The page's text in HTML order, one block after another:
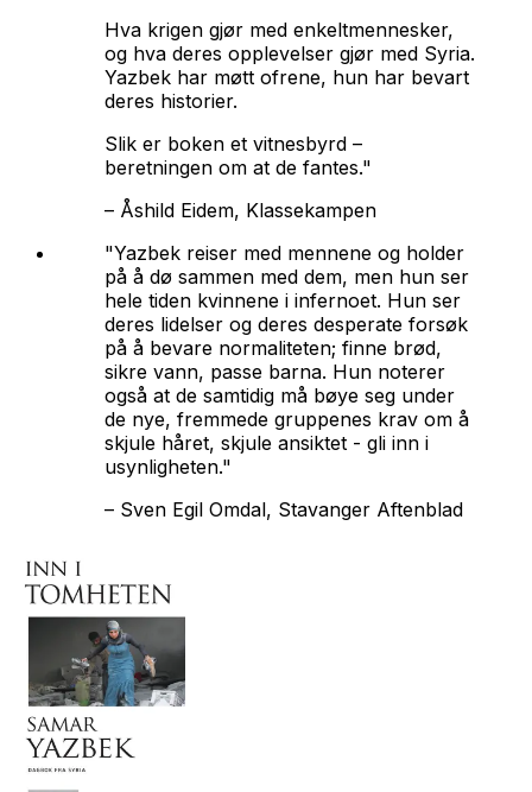
Hva krigen gjør med enkeltmennesker,
og hva deres opplevelser gjør med Syria.
Yazbek har møtt ofrene, hun har bevart
deres historier.
Slik er boken et vitnesbyrd –
beretningen om at de fantes."
– Åshild Eidem, Klassekampen
"Yazbek reiser med mennene og holder
på å dø sammen med dem, men hun ser
hele tiden kvinnene i infernoet. Hun ser
deres lidelser og deres desperate forsøk
på å bevare normaliteten; finne brød,
sikre vann, passe barna. Hun noterer
også at de samtidig må bøye seg under
de nye, fremmede gruppenes krav om å
skjule håret, skjule ansiktet - gli inn i
usynligheten."
– Sven Egil Omdal, Stavanger Aftenblad